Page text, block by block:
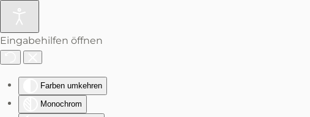
Eingabehilfen öffnen
Farben umkehren
Monochrom
Zum Hauptinhalt springen